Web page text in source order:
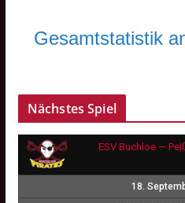
Gesamtstatistik
Nächstes Spiel
ESV Buchloe —
18.